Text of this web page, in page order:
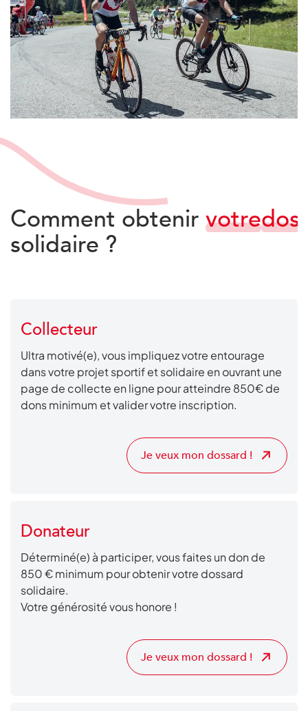
Comment obtenir votre
solidaire ?
Collecteur
Ultra motivé(e), vous impliquez votre entourage
dans votre projet sportif et solidaire en ouvrant une
page de collecte en ligne pour atteindre 850€ de
dons minimum et valider votre inscription.
Je veux mon dossard !
Donateur
Déterminé(e) à participer, vous faites un don de
850 € minimum pour obtenir votre dossard
solidaire.
Votre générosité vous honore !
Je veux mon dossard !